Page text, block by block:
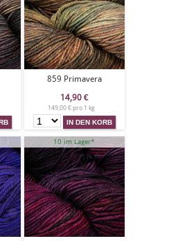
859 Primavera
14,90 €
149,00 € pro 1 kg
10 im Lager*